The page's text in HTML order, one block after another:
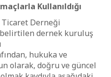
Kullanıldığı
Ticaret Derneği
belirtilen dernek kuruluş
hukuka ve
olarak, doğru ve güncel